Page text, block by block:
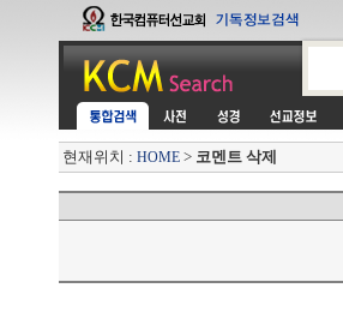
현재위치 : HOME > 코멘트 삭제